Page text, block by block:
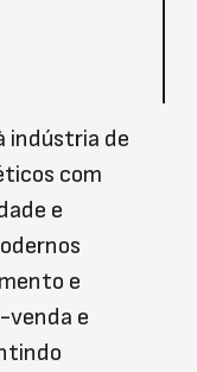
indústria de
com
e
e
venda e